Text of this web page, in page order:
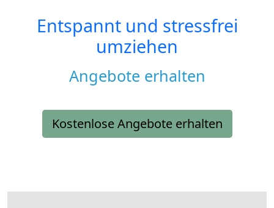
Entspannt und stressfrei
umziehen
Angebote erhalten
Kostenlose Angebote erhalten